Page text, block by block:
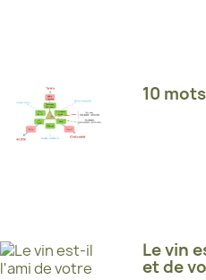
10
Le vin
et de